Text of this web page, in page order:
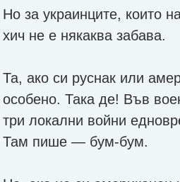
Но за украинците, които
хич не е някаква забава.
Та, ако си руснак или
особено. Така де! Във
три локални войни
Там пише — бум-бум.